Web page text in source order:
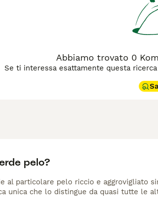
è il cane giusto per te, leggi la guida
Abbiamo trovato 0
Se ti interessa esattamente questa
pelo?
al particolare pelo riccio e aggrovigliato
unica che lo distingue da quasi tutte le